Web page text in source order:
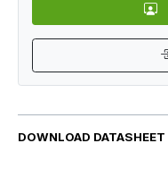
DOWNLOAD DATASHEET